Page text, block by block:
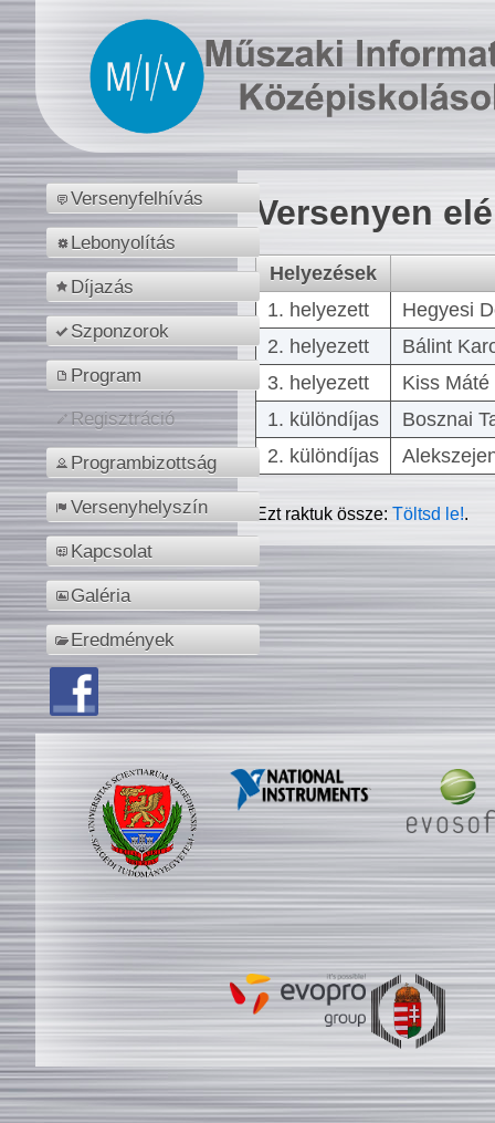
Versenyfelhívás
Lebonyolítás
Díjazás
Szponzorok
Program
Regisztráció
Programbizottság
Versenyhelyszín
Kapcsolat
Galéria
Eredmények
Versenyen
Helyezések
1. helyezett
Hegyesi
2. helyezett
Bálint
3. helyezett
Kiss
1. különdíjas
Bosznai
2. különdíjas
Ezt raktuk össze:Töltsd le!.